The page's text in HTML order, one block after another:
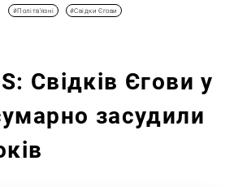
#Політв'язні #Свідки Єгови
Свідків Єгови у
засудили